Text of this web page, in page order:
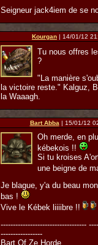
Seigneur jack4iem de se
Kourgan | 14/01/12
Tu nous offres
?
"La manière
la victoire reste." Kalguz,
la Waaagh.
Bart Abba| 15/01/12
Oh merde, en
kébekois !!
Si tu kroises
une beigne de
Je blague, y'a du beau
bas !
Vive le Kébek liiiibre !!
-----------------------------------
-----------------
Bart Of Ze Horde